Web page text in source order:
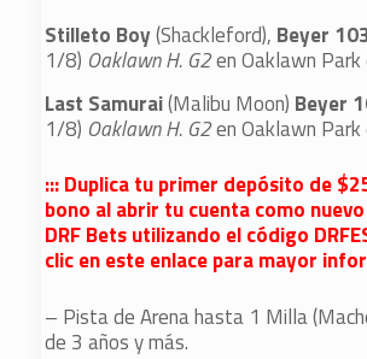
Stilleto Boy(Shackleford), Beyer
1/8) Oaklawn H. G2en Oaklawn
Last Samurai(Malibu Moon) Beyer
1/8) Oaklawn H. G2en Oaklawn
::: Duplica tu primer depósito de
bono al abrir tu cuenta como
DRF Bets utilizando el código
clic en este enlace para mayor
– Pista de Arena hasta 1 Milla
de 3 años y más.